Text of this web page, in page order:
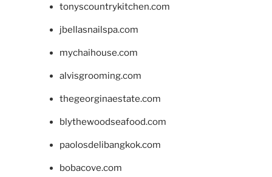
tonyscountrykitchen.com
jbellasnailspa.com
mychaihouse.com
alvisgrooming.com
thegeorginaestate.com
blythewoodseafood.com
paolosdelibangkok.com
bobacove.com